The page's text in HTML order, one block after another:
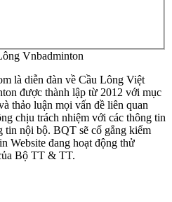
Vnbadminton
là diễn đàn về Cầu Lông Việt
được thành lập từ 2012 với mục
thảo luận mọi vấn đề liên quan
chịu trách nhiệm với các thông tin
tin nội bộ. BQT sẽ cố gắng kiểm
Website đang hoạt động thử
Bộ TT & TT.